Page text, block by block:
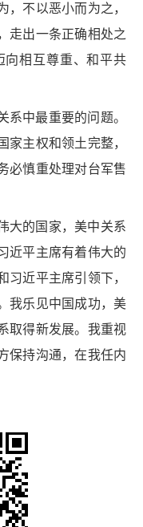
，不以恶小而为之，
走出一条正确相处之
向相互尊重、和平共
系中最重要的问题。
家主权和领土完整，
必慎重处理对台军售
大的国家，美中关系
近平主席有着伟大的
习近平主席引领下，
我乐见中国成功，美
取得新发展。我重视
保持沟通，在我任内